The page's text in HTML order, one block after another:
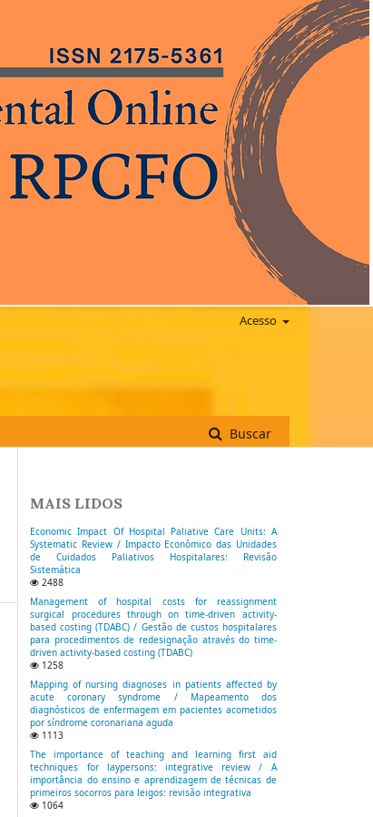
Buscar
Acesso
MAIS LIDOS
Economic Impact Of Hospital Paliative Care Units: A
Systematic Review / Impacto Econômico das Unidades
de Cuidados Paliativos Hospitalares: Revisão
Sistemática
2488
Management of hospital costs for reassignment
surgical procedures through on time-driven activity-
based costing (TDABC) / Gestão de custos hospitalares
para procedimentos de redesignação através do time-
driven activity-based costing (TDABC)
1258
Mapping of nursing diagnoses in patients affected by
acute coronary syndrome / Mapeamento dos
diagnósticos de enfermagem em pacientes acometidos
por síndrome coronariana aguda
1113
The importance of teaching and learning first aid
techniques for laypersons: integrative review / A
importância do ensino e aprendizagem de técnicas de
primeiros socorros para leigos: revisão integrativa
1064